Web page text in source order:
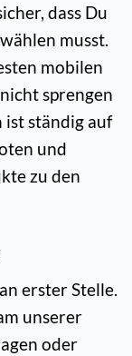
dass Du
musst.
mobilen
sprengen
ist ständig auf
und
zu den
erster Stelle.
unserer
oder